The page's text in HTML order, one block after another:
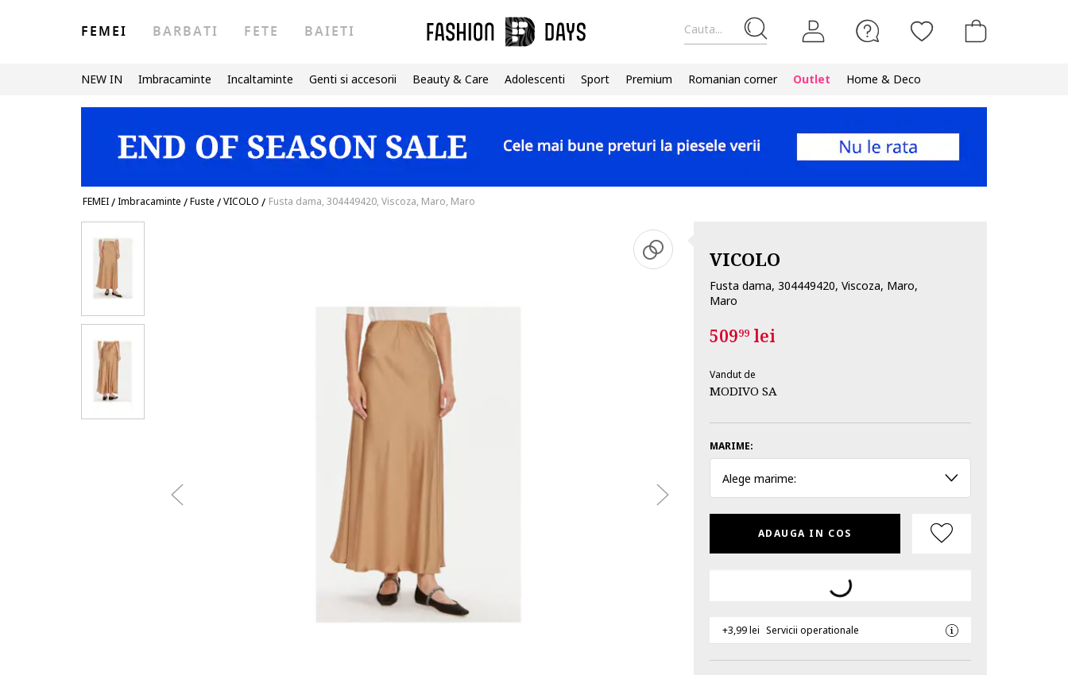
Cauta...
FEMEI BARBATI FETE BAIETI
NEW IN Imbracaminte Incaltaminte Genti si accesorii Beauty & Care Adolescenti Sport Premium Romanian corner Outlet Home & Deco
FEMEI/Imbracaminte /Fuste /VICOLO / Fusta dama, 304449420, Viscoza, Maro, Maro
VICOLO
Fusta dama, 304449420, Viscoza, Maro,
Maro
50999lei
Vandut de
MODIVO SA
MARIME:
Alege marime:
ADAUGA IN COS
+3,99 lei Servicii operationale